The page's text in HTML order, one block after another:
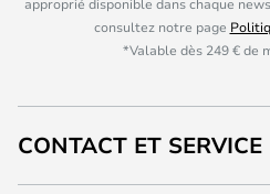
consultez notre page
*Valable dès 249 € de
CONTACT ET SERVICE